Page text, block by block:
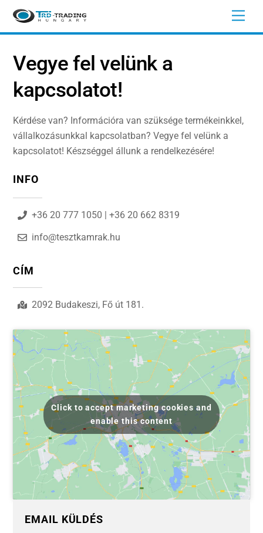
Skip
content
Vegye fel velünk a
kapcsolatot!
Kérdése van? Információra van szüksége termékeinkkel,
vállalkozásunkkal kapcsolatban? Vegye fel velünk a
kapcsolatot! Készséggel állunk a rendelkezésére!
INFO
+36 20 777 1050 | +36 20 662 8319
info@tesztkamrak.hu
CÍM
2092 Budakeszi, Fő út 181.
Click to accept marketing cookies and
enable this content
EMAIL KÜLDÉS